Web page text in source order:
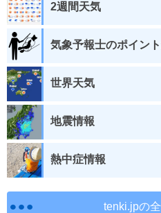
2週間天気
気象予報士のポイン
世界天気
地震情報
熱中症情報
tenki.jpの